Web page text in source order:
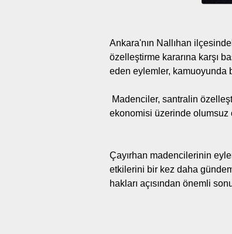
Ankara'nın Nallıhan
özelleştirme kararına karşı
eden eylemler, kamuoyunda
Madenciler, santralin
ekonomisi üzerinde olumsuz
Çayırhan madencilerinin
etkilerini bir kez daha
hakları açısından önemli